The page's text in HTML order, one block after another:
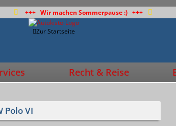
+++ Wir machen Sommerpause :) +++
Zur Startseite
Recht & Reise
Polo VI